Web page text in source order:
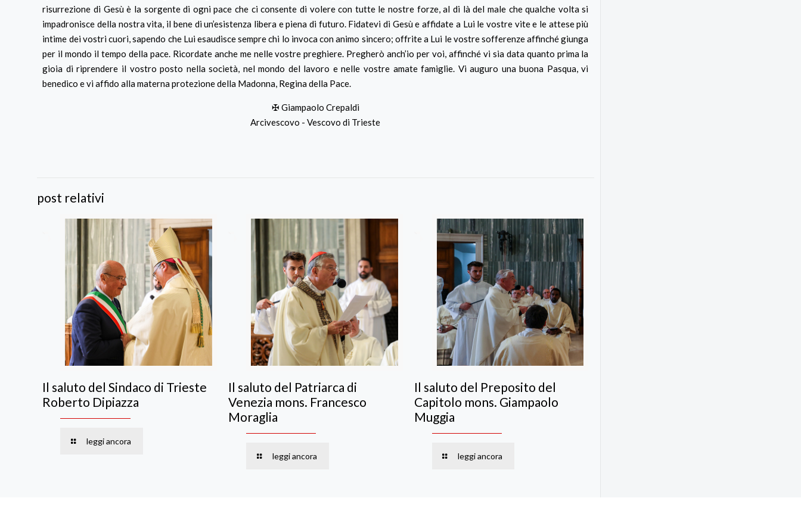
risurrezione di Gesù è la sorgente di ogni pace che ci consente di volere con tutte le nostre forze, al di là del male che qualche volta si
impadronisce della nostra vita, il bene di un’esistenza libera e piena di futuro. Fidatevi di Gesù e affidate a Lui le vostre vite e le attese più
intime dei vostri cuori, sapendo che Lui esaudisce sempre chi lo invoca con animo sincero; offrite a Lui le vostre sofferenze affinché giunga
per il mondo il tempo della pace. Ricordate anche me nelle vostre preghiere. Pregherò anch’io per voi, affinché vi sia data quanto prima la
gioia di riprendere il vostro posto nella società, nel mondo del lavoro e nelle vostre amate famiglie. Vi auguro una buona Pasqua, vi
benedico e vi affido alla materna protezione della Madonna, Regina della Pace.
✠ Giampaolo Crepaldi
Arcivescovo - Vescovo di Trieste
post relativi
Il saluto del Sindaco di Trieste
Roberto Dipiazza
leggi ancora
Il saluto del Patriarca di
Venezia mons. Francesco
Moraglia
leggi ancora
Il saluto del Preposito del
Capitolo mons. Giampaolo
Muggia
leggi ancora